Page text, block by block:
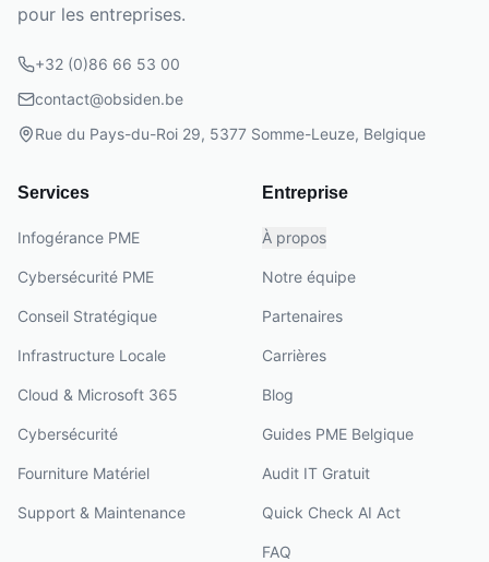
pour les entreprises.
+32 (0)86 66 53 00
contact@obsiden.be
Rue du Pays-du-Roi 29, 5377 Somme-Leuze, Belgique
Services
Infogérance PME
Cybersécurité PME
Conseil Stratégique
Infrastructure Locale
Cloud & Microsoft 365
Cybersécurité
Fourniture Matériel
Support & Maintenance
Entreprise
À propos
Notre équipe
Partenaires
Carrières
Blog
Guides PME Belgique
Audit IT Gratuit
Quick Check AI Act
FAQ